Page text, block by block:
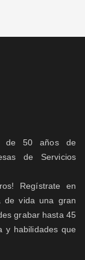
de 50 años de
de Servicios
Regístrate en
de vida una gran
grabar hasta 45
y habilidades que